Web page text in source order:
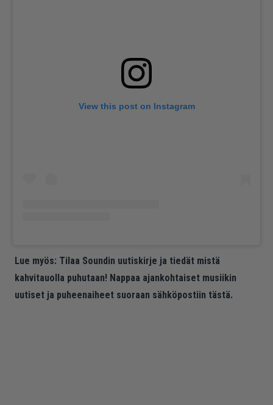
View this post on Instagram
Lue myös: Tilaa Soundin uutiskirje ja tiedät mistä
kahvitauolla puhutaan! Nappaa ajankohtaiset musiikin
uutiset ja puheenaiheet suoraan sähköpostiin tästä.